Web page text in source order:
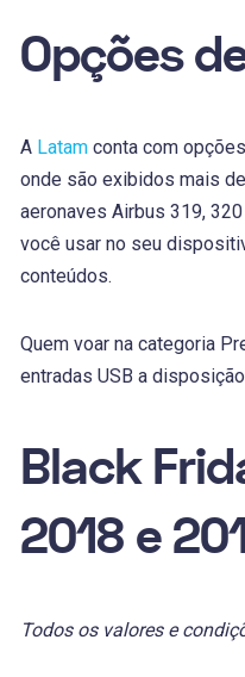
Opções
A Latamconta com
onde são exibidos mais
aeronaves Airbus 319,
você usar no seu
conteúdos.
Quem voar na categoria
entradas USB a
Black
2018 e
Todos os valores e